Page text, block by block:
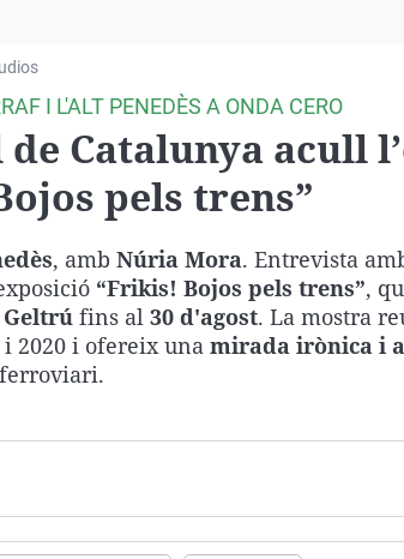
I L'ALT PENEDÈS A ONDA CERO
Catalunya acull
pels trens”
, amb Núria Mora. Entrevista
“Frikis! Bojos pels trens”,
fins al 30 d'agost. La mostra
i 2020 i ofereix una mirada irònica i